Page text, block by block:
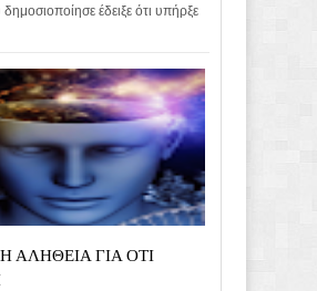
έδειξε ότι υπήρξε
ΑΛΗΘΕΙΑ ΓΙΑ ΟΤΙ